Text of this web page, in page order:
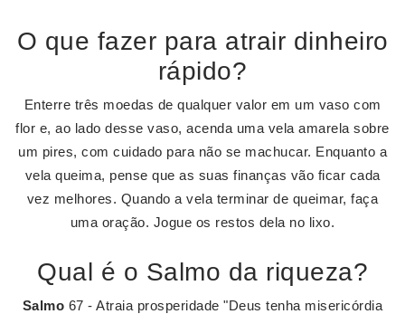
O que fazer para atrair dinheiro
rápido?
Enterre três moedas de qualquer valor em um vaso com
flor e, ao lado desse vaso, acenda uma vela amarela sobre
um pires, com cuidado para não se machucar. Enquanto a
vela queima, pense que as suas finanças vão ficar cada
vez melhores. Quando a vela terminar de queimar, faça
uma oração. Jogue os restos dela no lixo.
Qual é o Salmo da riqueza?
Salmo 67 - Atraia prosperidade "Deus tenha misericórdia